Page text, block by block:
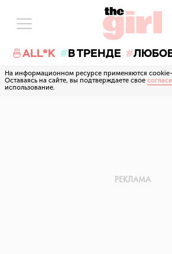
🍜ALL*K В ТРЕНДЕ
На информационном ресурсе применяются
Оставаясь на сайте, вы подтверждаете свое
использование.